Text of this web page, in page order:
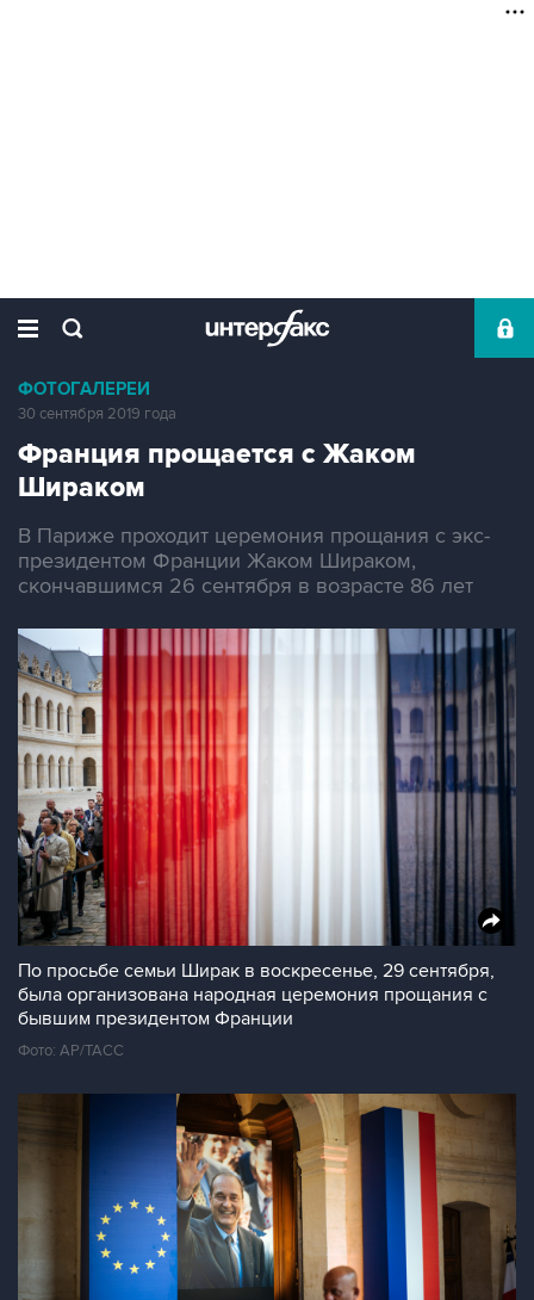
ФОТОГАЛЕРЕИ
30 сентября 2019 года
Франция прощается с Жаком
Шираком
В Париже проходит церемония прощания с экс-
президентом Франции Жаком Шираком,
скончавшимся 26 сентября в возрасте 86 лет
По просьбе семьи Ширак в воскресенье, 29 сентября,
была организована народная церемония прощания с
бывшим президентом Франции
Фото: AP/ТАСС